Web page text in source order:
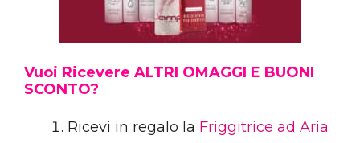
Vuoi Ricevere ALTRI OMAGGI E BUONI
SCONTO?
Ricevi in regalo la Friggitrice ad Aria